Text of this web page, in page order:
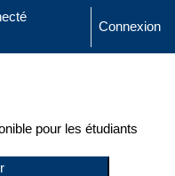
Connexion
pour les étudiants